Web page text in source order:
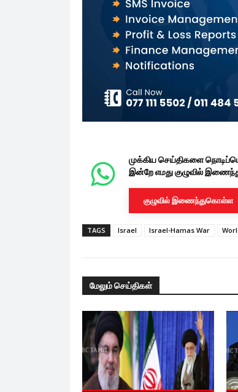
முக்கிய செய்திகளை
இன்றே எமது குழுவில்
குழுவில் இணைந்துகொள்ள
TAGS Israel Israel-Hamas War
மேலும் செய்திகள்